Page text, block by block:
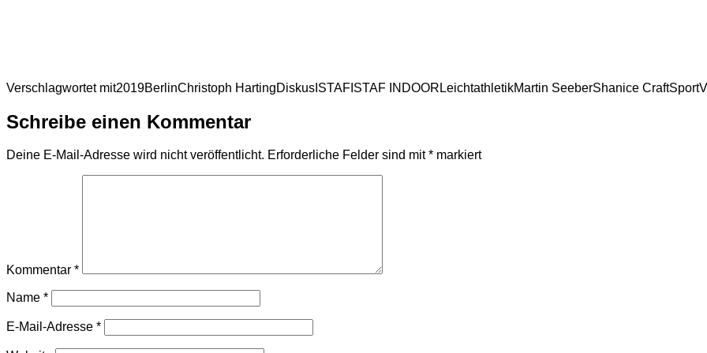
Verschlagwortet mit2019BerlinChristoph HartingDiskus ISTAF ISTAF INDOOR LeichtathletikMartin SeeberShanice CraftSport
Schreibe einen Kommentar
Deine E-Mail-Adresse wird nicht veröffentlicht. Erforderliche Felder sind mit* markiert
Kommentar *
Name *
E-Mail-Adresse *